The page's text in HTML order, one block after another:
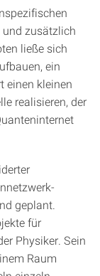
und zusätzlich
ließe sich
ein
einen kleinen
realisieren, der
geplant.
für
Physiker. Sein
Raum